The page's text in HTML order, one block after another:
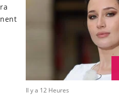
Il y a 12 Heures